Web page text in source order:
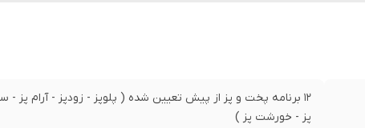
12 برنامه پخت و پز از پیش تعیین شده ( پلوپز - زودپز - آرام پز
پز - خورشت پز )